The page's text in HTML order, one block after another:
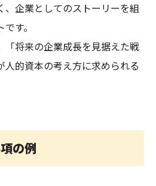
、企業としてのストーリーを組
す。
「将来の企業成長を見据えた戦
人的資本の考え方に求められる
の例